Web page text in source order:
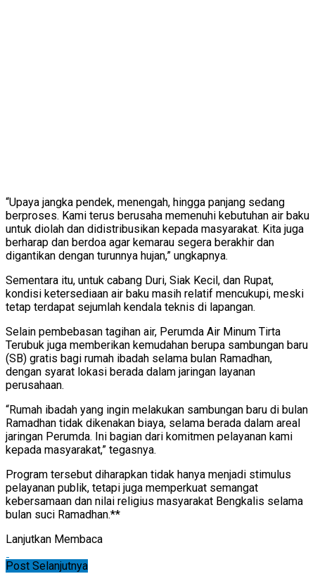
“Upaya jangka pendek, menengah, hingga panjang sedang
berproses. Kami terus berusaha memenuhi kebutuhan air baku
untuk diolah dan didistribusikan kepada masyarakat. Kita juga
berharap dan berdoa agar kemarau segera berakhir dan
digantikan dengan turunnya hujan,” ungkapnya.
Sementara itu, untuk cabang Duri, Siak Kecil, dan Rupat,
kondisi ketersediaan air baku masih relatif mencukupi, meski
tetap terdapat sejumlah kendala teknis di lapangan.
Selain pembebasan tagihan air, Perumda Air Minum Tirta
Terubuk juga memberikan kemudahan berupa sambungan baru
(SB) gratis bagi rumah ibadah selama bulan Ramadhan,
dengan syarat lokasi berada dalam jaringan layanan
perusahaan.
“Rumah ibadah yang ingin melakukan sambungan baru di bulan
Ramadhan tidak dikenakan biaya, selama berada dalam areal
jaringan Perumda. Ini bagian dari komitmen pelayanan kami
kepada masyarakat,” tegasnya.
Program tersebut diharapkan tidak hanya menjadi stimulus
pelayanan publik, tetapi juga memperkuat semangat
kebersamaan dan nilai religius masyarakat Bengkalis selama
bulan suci Ramadhan.**
Lanjutkan Membaca
Post Selanjutnya